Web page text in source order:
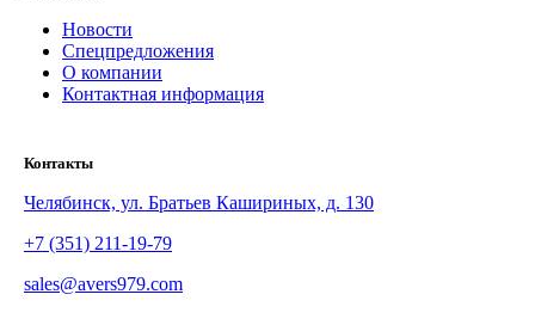
Новости
Спецпредложения
О компании
Контактная информация
Контакты
Челябинск, ул. Братьев Кашириных, д. 130
+7 (351) 211-19-79
sales@avers979.com